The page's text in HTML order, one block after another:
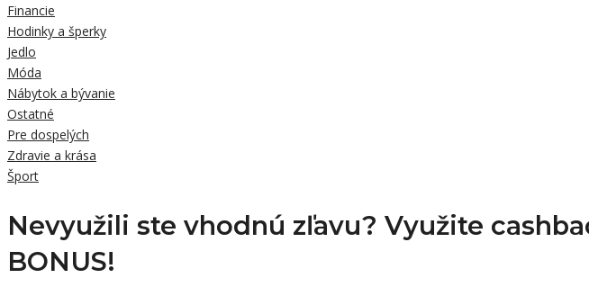
Financie
Hodinky a šperky
Jedlo
Móda
Nábytok a bývanie
Ostatné
Pre dospelých
Zdravie a krása
Šport
Nevyužili ste vhodnú zľavu? Využite
BONUS!